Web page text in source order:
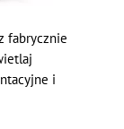
fabrycznie
i